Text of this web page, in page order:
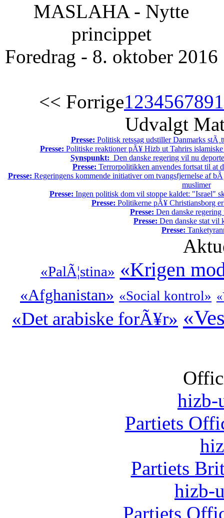
MASLAHA - Nytte
princippet
Foredrag - 8. oktober 2016
<< Forrige123456789
Udvalgt
Presse: Politisk retssag udstiller Danmarks
Presse: Politiske reaktioner pÃ¥ Hizb ut Tahrirs
Synspunkt: Den danske regering vil nu
Presse: Terrorpolitikken anvendes fortsat til at
Presse: Regeringens kommende initiativer om tvangsfjernelse af
muslimer
Presse: Ingen politisk dom vil stoppe kaldet: "Israel"
Presse: Politikerne pÃ¥ Christiansborg
Presse: Den danske
Presse: Den danske stat vil
Presse:
«PalÃ¦stina» «Krigen
«Afghanistan» «Social kontrol»
«Det arabiske forÃ¥r»
hizb-
Partiets
Partiets
hizb-
Partiets